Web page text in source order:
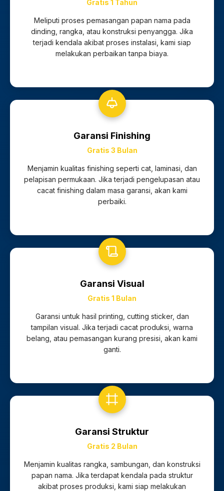
Gratis 1 Tahun
Meliputi proses pemasangan papan nama pada
dinding, rangka, atau konstruksi penyangga. Jika
terjadi kendala akibat proses instalasi, kami siap
melakukan perbaikan tanpa biaya.
Garansi Finishing
Gratis 3 Bulan
Menjamin kualitas finishing seperti cat, laminasi, dan
pelapisan permukaan. Jika terjadi pengelupasan atau
cacat finishing dalam masa garansi, akan kami
perbaiki.
Garansi Visual
Gratis 1 Bulan
Garansi untuk hasil printing, cutting sticker, dan
tampilan visual. Jika terjadi cacat produksi, warna
belang, atau pemasangan kurang presisi, akan kami
ganti.
Garansi Struktur
Gratis 2 Bulan
Menjamin kualitas rangka, sambungan, dan konstruksi
papan nama. Jika terdapat kendala pada struktur
akibat proses produksi, kami siap melakukan